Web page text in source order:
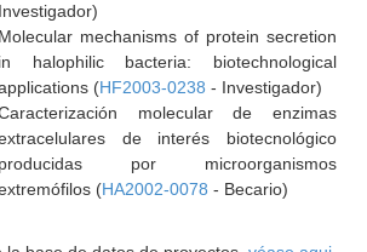
Investigador)
Molecular mechanisms of protein secretion
in halophilic bacteria: biotechnological
(HF2003-0238 - Investigador)
molecular de enzimas
de interés biotecnológico
producidas por microorganismos
(HA2002-0078 - Becario)